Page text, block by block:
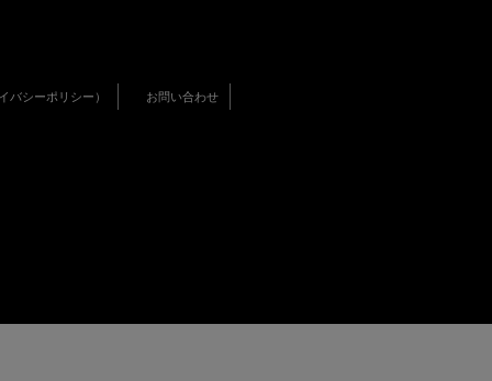
バシーポリシー）
お問い合わせ